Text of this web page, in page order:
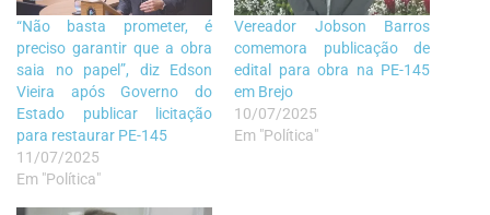
“Não basta prometer, é
preciso garantir que a obra
saia no papel”, diz Edson
Vieira após Governo do
Estado publicar licitação
para restaurar PE-145
11/07/2025
Em "Política"
Vereador Jobson Barros
comemora publicação de
edital para obra na PE-145
em Brejo
10/07/2025
Em "Política"